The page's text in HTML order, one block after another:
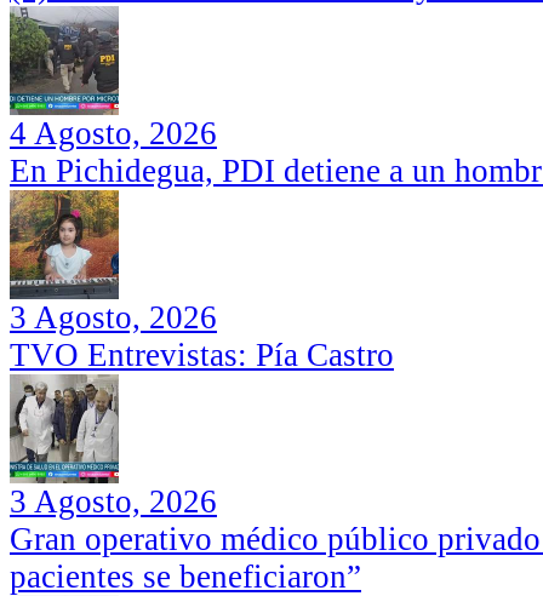
4 Agosto, 2026
En Pichidegua, PDI detiene a un
3 Agosto, 2026
TVO Entrevistas: Pía Castro
3 Agosto, 2026
Gran operativo médico público
pacientes se beneficiaron”